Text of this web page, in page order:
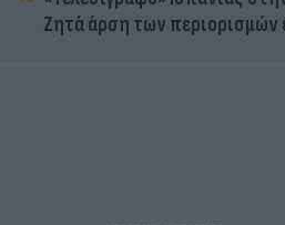
Ζητά άρση των περιορισμών